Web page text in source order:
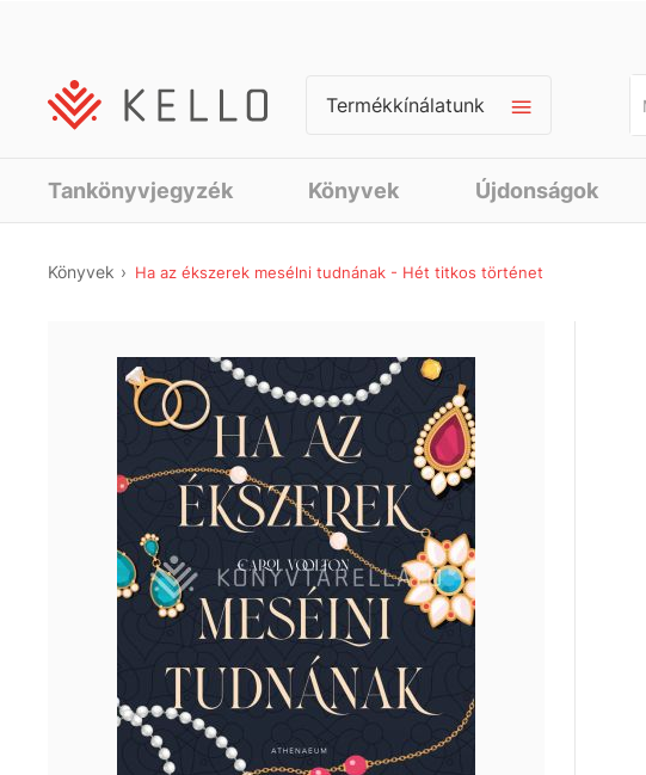
Termékkínálatunk
Tankönyvjegyzék Könyvek Újdonságok
Könyvek Ha az ékszerek mesélni tudnának - Hét titkos történet